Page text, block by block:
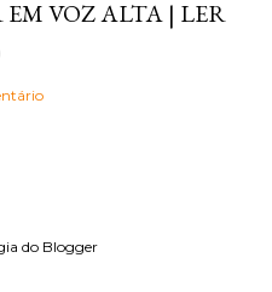
VOZ ALTA | LER
do Blogger